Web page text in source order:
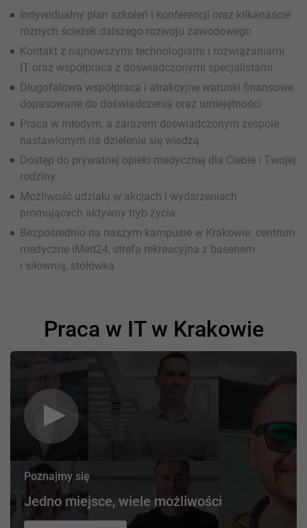
Indywidualny plan szkoleń i konferencji oraz kilkanaście
różnych ścieżek dalszego rozwoju zawodowego
Kontakt z najnowszymi technologiami i rozwiązaniami
IT oraz współpraca z doświadczonymi specjalistami
Długofalowa współpraca i atrakcyjne warunki finansowe
dopasowane do doświadczenia oraz umiejętności
Praca w młodym, a zarazem doświadczonym zespole,
nastawionym na dzielenie się wiedzą
Dostęp do prywatnej opieki medycznej dla Ciebie i Twojej
rodziny
Możliwość udziału w akcjach i wydarzeniach
promujących aktywny tryb życia
Bezpośrednio na naszym kampusie w Krakowie: centrum
medyczne iMed24, strefa rekreacyjna z basenem
i siłownią, stołówka
Praca w IT w Krakowie
Poznajmy się
Jedno miejsce, wiele możliwości